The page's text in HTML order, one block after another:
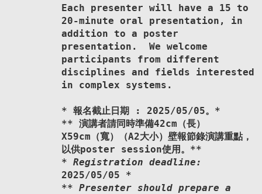
Each presenter will have a 15 to
20-minute oral presentation, in
addition to a poster
presentation. We welcome
participants from different
disciplines and fields interested
in complex systems.
* 報名截止日期 : 2025/05/05。*
** 演講者請同時準備42cm（長）
X59cm（寬）（A2大小） 壁報節錄演講重點，
以供poster session使用。**
* Registration deadline:
2025/05/05
*
** Presenter should prepare a